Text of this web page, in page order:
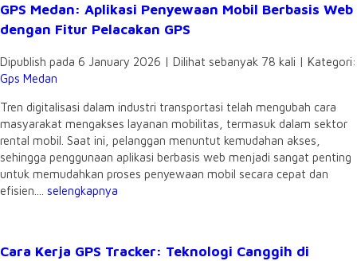
GPS Medan: Aplikasi Penyewaan Mobil Berbasis Web
dengan Fitur Pelacakan GPS
Dipublish pada 6 January 2026 | Dilihat sebanyak 78 kali | Kategori:
Gps Medan
Tren digitalisasi dalam industri transportasi telah mengubah cara
masyarakat mengakses layanan mobilitas, termasuk dalam sektor
rental mobil. Saat ini, pelanggan menuntut kemudahan akses,
sehingga penggunaan aplikasi berbasis web menjadi sangat penting
untuk memudahkan proses penyewaan mobil secara cepat dan
efisien.... selengkapnya
Cara Kerja GPS Tracker: Teknologi Canggih di